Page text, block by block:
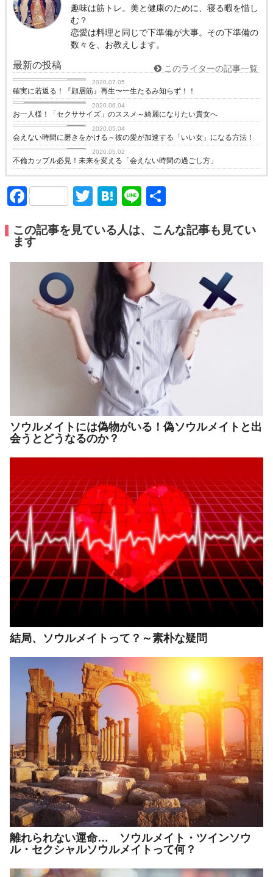
趣味は筋トレ。美と健康のために、寝る暇を惜し
む？
恋愛は料理と同じで下準備が大事。その下準備の
数々を、お教えします。
最新の投稿 このライターの記事一覧
2020.07.05
確実に若返る！『顔層筋』再生〜一生たるみ知らず！！
ビューティーライフ
2020.06.04
お一人様！「セクササイズ」のススメ～綺麗になりたい貴女へ
love
2020.05.04
会えない時間に磨きをかける～彼の愛が加速する「いい女」になる方法！
love
2020.05.02
不倫カップル必見！未来を変える「会えない時間の過ごし方」
FacebookTwitter
Hatena
Line
この記事を見ている人は、こんな記事も見てい
ます
ソウルメイトには偽物がいる！偽ソウルメイトと出
会うとどうなるのか？
結局、ソウルメイトって？～素朴な疑問
離れられない運命… ソウルメイト・ツインソウ
ル・セクシャルソウルメイトって何？